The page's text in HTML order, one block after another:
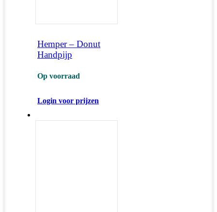
Hemper – Donut
Handpijp
Op voorraad
Login voor prijzen